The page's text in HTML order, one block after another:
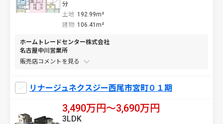
分
土地 192.99m²
建物 106.41m²
ホームトレードセンター株式会社
名古屋中川営業所
販売店コメントを
リナージュネクスジー西尾市宮町０１期
3,490万円〜3,690万円
3LDK